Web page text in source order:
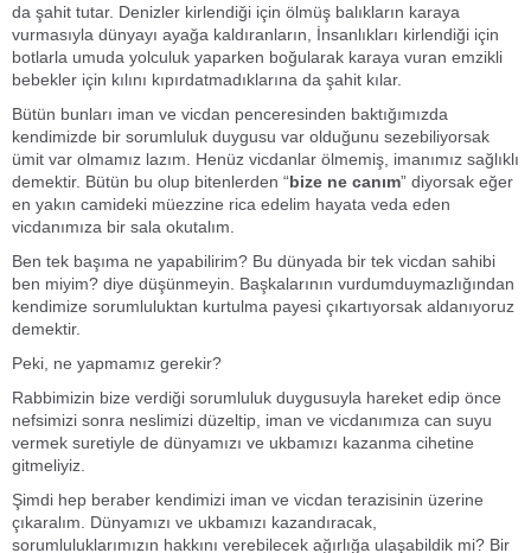
da şahit tutar. Denizler kirlendiği için ölmüş balıkların karaya
vurmasıyla dünyayı ayağa kaldıranların, İnsanlıkları kirlendiği için
botlarla umuda yolculuk yaparken boğularak karaya vuran emzikli
bebekler için kılını kıpırdatmadıklarına da şahit kılar.
Bütün bunları iman ve vicdan penceresinden baktığımızda
kendimizde bir sorumluluk duygusu var olduğunu sezebiliyorsak
ümit var olmamız lazım. Henüz vicdanlar ölmemiş, imanımız sağlıklı
demektir. Bütün bu olup bitenlerden “bize ne canım” diyorsak eğer
en yakın camideki müezzine rica edelim hayata veda eden
vicdanımıza bir sala okutalım.
Ben tek başıma ne yapabilirim? Bu dünyada bir tek vicdan sahibi
ben miyim? diye düşünmeyin. Başkalarının vurdumduymazlığından
kendimize sorumluluktan kurtulma payesi çıkartıyorsak aldanıyoruz
demektir.
Peki, ne yapmamız gerekir?
Rabbimizin bize verdiği sorumluluk duygusuyla hareket edip önce
nefsimizi sonra neslimizi düzeltip, iman ve vicdanımıza can suyu
vermek suretiyle de dünyamızı ve ukbamızı kazanma cihetine
gitmeliyiz.
Şimdi hep beraber kendimizi iman ve vicdan terazisinin üzerine
çıkaralım. Dünyamızı ve ukbamızı kazandıracak,
sorumluluklarımızın hakkını verebilecek ağırlığa ulaşabildik mi? Bir